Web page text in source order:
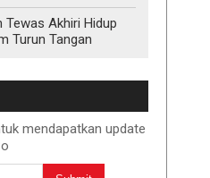
Tewas Akhiri Hidup
Turun Tangan
mendapatkan update